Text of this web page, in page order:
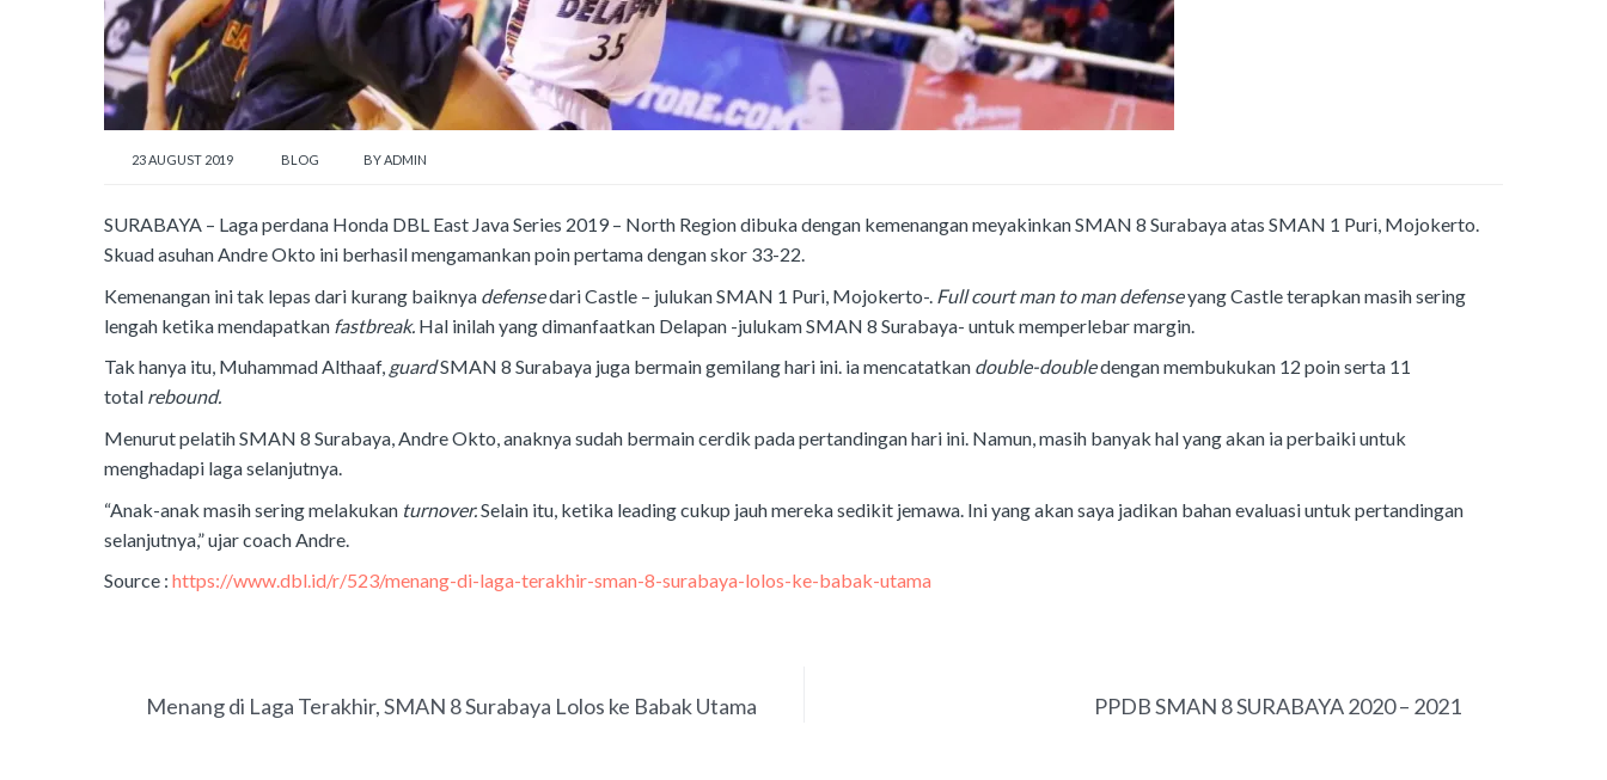
23 AUGUST 2019 BLOG BYADMIN
SURABAYA – Laga perdana Honda DBL East Java Series 2019 – North Region dibuka dengan kemenangan meyakinkan SMAN 8 Surabaya atas SMAN 1 Puri, Mojokerto.
Skuad asuhan Andre Okto ini berhasil mengamankan poin pertama dengan skor 33-22.
Kemenangan ini tak lepas dari kurang baiknya defensedari Castle – julukan SMAN 1 Puri, Mojokerto-. Full court man to man defenseyang Castle terapkan masih sering
lengah ketika mendapatkan fastbreak. Hal inilah yang dimanfaatkan Delapan -julukam SMAN 8 Surabaya- untuk memperlebar margin.
Tak hanya itu, Muhammad Althaaf, guardSMAN 8 Surabaya juga bermain gemilang hari ini. ia mencatatkan double-doubledengan membukukan 12 poin serta 11
total rebound.
Menurut pelatih SMAN 8 Surabaya, Andre Okto, anaknya sudah bermain cerdik pada pertandingan hari ini. Namun, masih banyak hal yang akan ia perbaiki untuk
menghadapi laga selanjutnya.
“Anak-anak masih sering melakukan turnover.Selain itu, ketika leading cukup jauh mereka sedikit jemawa. Ini yang akan saya jadikan bahan evaluasi untuk pertandingan
selanjutnya,” ujar coach Andre.
Source : https://www.dbl.id/r/523/menang-di-laga-terakhir-sman-8-surabaya-lolos-ke-babak-utama
Menang di Laga Terakhir, SMAN 8 Surabaya Lolos ke Babak Utama PPDB SMAN 8 SURABAYA 2020 – 2021